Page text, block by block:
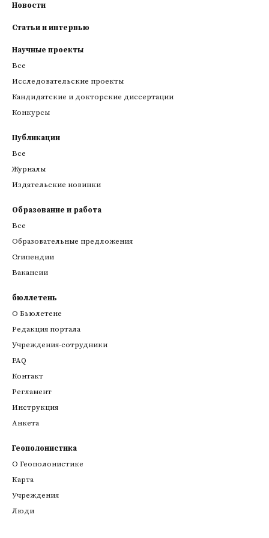
Новости
Статьи и интервью
Научные проекты
Все
Исследовательские проекты
Кандидатские и докторские диссертации
Конкурсы
Публикации
Все
Журналы
Издательские новинки
Образование и работа
Все
Образовательные предложения
Стипендии
Вакансии
бюллетень
О Бьюлетене
Редакция портала
Учреждения-сотрудники
FAQ
Контакт
Регламент
Инструкция
Анкета
Геополонистика
О Геополонистике
Kарта
Учреждения
Люди